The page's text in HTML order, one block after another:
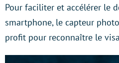
Pour faciliter et accélérer le
smartphone, le capteur
profit pour reconnaître le